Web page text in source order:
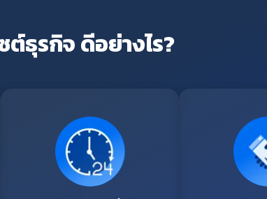
ต์ธุรกิจ ดีอย่างไร?